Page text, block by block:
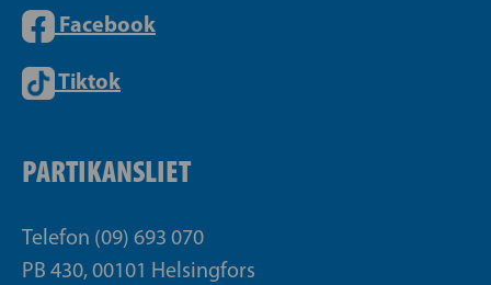
Facebook
Tiktok
PARTIKANSLIET
Telefon (09) 693 070
PB 430, 00101 Helsingfors